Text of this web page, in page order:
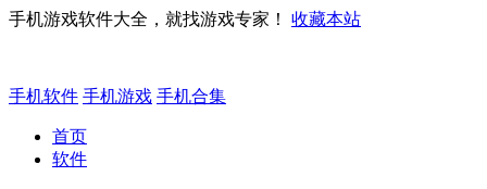
手机游戏软件大全，就找游戏专家！ 收藏本站
手机软件 手机游戏 手机合集
首页
软件